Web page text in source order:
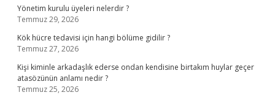
Yönetim kurulu üyeleri nelerdir ?
Temmuz 29, 2026
Kök hücre tedavisi için hangi bölüme gidilir ?
Temmuz 27, 2026
Kişi kiminle arkadaşlık ederse ondan kendisine birtakım huylar geçer
atasözünün anlamı nedir ?
Temmuz 25, 2026